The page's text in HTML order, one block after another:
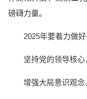
磅礴力量。
2025年要着力做好
坚持党的领导核心
增强大局意识观念